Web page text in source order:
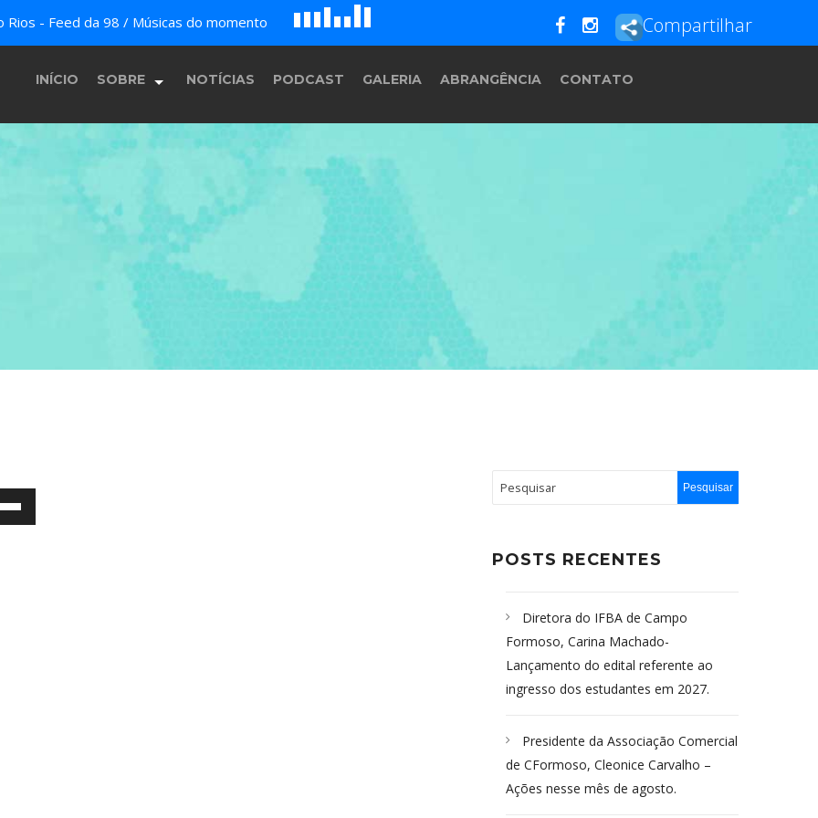
Rios - Feed da 98 / Músicas do momento A
B c
D
E F G
H
Compartilhar
INÍCIO SOBRE
História
Equipe
Programação
NOTÍCIAS PODCAST GALERIA ABRANGÊNCIA CONTATO
POSTS RECENTES
Diretora do IFBA de Campo
Formoso, Carina Machado-
Lançamento do edital referente ao
ingresso dos estudantes em 2027.
Presidente da Associação Comercial
de CFormoso, Cleonice Carvalho –
Ações nesse mês de agosto.